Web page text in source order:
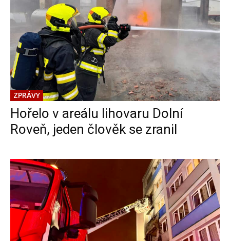
ZPRÁVY
Hořelo v areálu lihovaru Dolní
Roveň, jeden člověk se zranil